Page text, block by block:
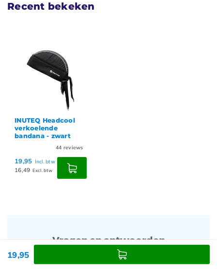
19,95
Recent bekeken
INUTEQ Headcool
verkoelende
bandana - zwart
44 reviews
19,95 Incl. btw
16,49 Excl. btw
Vragen en antwoorden
Heb je een vraag?